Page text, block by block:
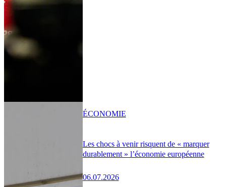
Les chocs à venir risquent de « marquer
durablement » l’économie européenne
06.07.2026
ÉCONOMIE